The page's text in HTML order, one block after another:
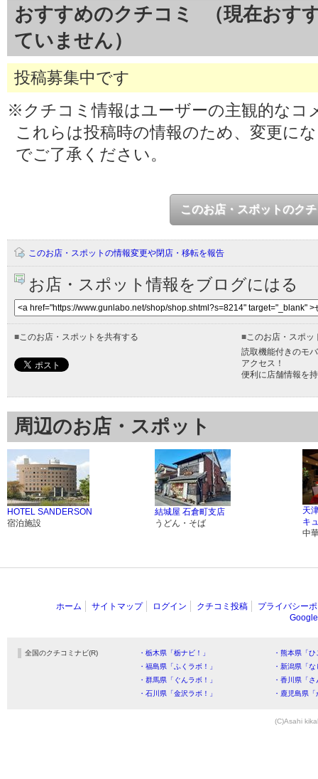
おすすめのクチコミ （現在おす
ていません）
投稿募集中です
※クチコミ情報はユーザーの主観的なコ
これらは投稿時の情報のため、変更に
でご了承ください。
このお店・スポットのク
このお店・スポットの情報変更や閉店・移転を報告
お店・スポット情報をブログにはる
■このお店・スポットを共有する ■このお店・スポッ
読取機能付きのモ
アクセス！
便利に店舗情報を
周辺のお店・スポット
HOTEL SANDERSON
宿泊施設
結城屋 石倉町支店
うどん・そば
天
キ
中
ホーム サイトマップ ログイン クチコミ投稿
プライバシー
全国のクチコミナビ(R) ・栃木県「栃ナビ！」
・熊本県「
・福島県「ふくラボ！」
・新潟県「
・群馬県「ぐんラボ！」
・香川県「
・石川県「金沢ラボ！」
・鹿児島県
(C)Asahi